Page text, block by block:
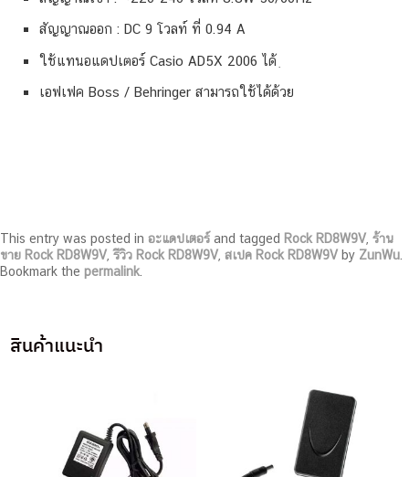
สัญญาณออก : DC 9 โวลท์ ที่ 0.94 A
ใช้แทนอแดปเตอร์ Casio AD5X 2006 ได้ ฺ
เอฟเฟค Boss / Behringer สามารถใช้ได้ด้วย
This entry was posted in อะแดปเตอร์ and tagged Rock RD8W9V ร้าน
ขาย Rock RD8W9V ,รีวิว Rock RD8W9V สเปค Rock RD8W9V by ZunWu
Bookmark the permalink
สินค้าแนะนำ